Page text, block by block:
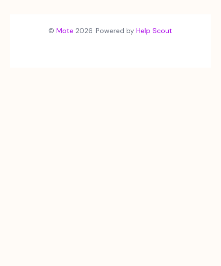
©Mote 2026.Powered byHelp Scout